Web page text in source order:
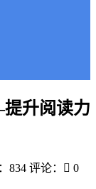
升阅读力
834 评论： 0